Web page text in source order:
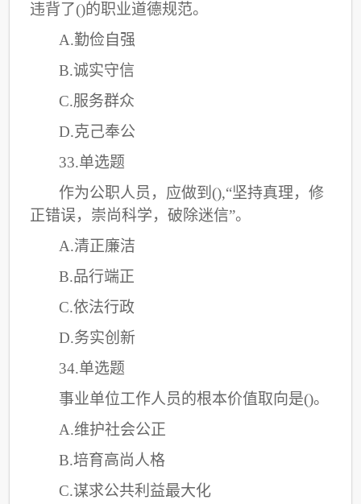
违背了()的职业道德规范。
A.勤俭自强
B.诚实守信
C.服务群众
D.克己奉公
33.单选题
作为公职人员，应做到(),“坚持真理，修
正错误，崇尚科学，破除迷信”。
A.清正廉洁
B.品行端正
C.依法行政
D.务实创新
34.单选题
事业单位工作人员的根本价值取向是()。
A.维护社会公正
B.培育高尚人格
C.谋求公共利益最大化